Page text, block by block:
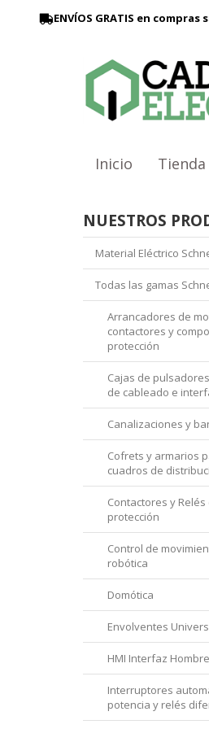
ENVÍOS GRATIS en compras
Inicio Tienda
NUESTROS
Material Eléctrico
Todas las gamas
Arrancadores de
contactores y
protección
Cajas de
de cableado e
Canalizaciones y
Cofrets y armarios
cuadros de
Contactores y Relés
protección
Control de
robótica
Domótica
Envolventes
HMI Interfaz
Interruptores
potencia y relés